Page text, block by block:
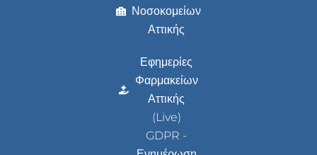
Νοσοκομείων
Αττικής
Εφημερίες
Φαρμακείων
Αττικής
(Live)
GDPR -